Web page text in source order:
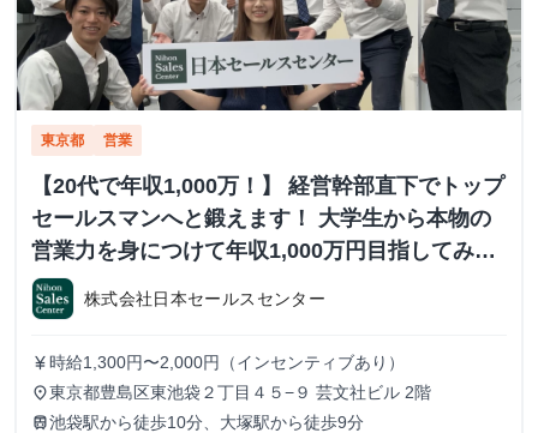
東京都 営業
【20代で年収1,000万！】 経営幹部直下でトップ
セールスマンへと鍛えます！ 大学生から本物の
営業力を身につけて年収1,000万円目指してみま
せんか？ ※当社直結内定あり #学歴不問 #未経験
可 #1.2年生可 - 株式会社日本セールスセンター
の長期・有給インターンシップ
株式会社日本セールスセンター
currency_yen 時給1,300円〜2,000円（インセンティブあり）
place東京都豊島区東池袋２丁目４５−９ 芸文社ビル 2階
train池袋駅から徒歩10分、大塚駅から徒歩9分